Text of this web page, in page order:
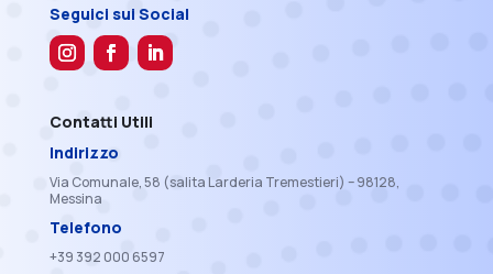
Seguici sui Social
Contatti Utili
Indirizzo
Via Comunale, 58 (salita Larderia Tremestieri) – 98128,
Messina
Telefono
+39 392 000 6597